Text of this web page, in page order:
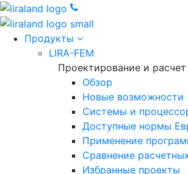
Продукты
LIRA-FEM
Проектирование и
Обзор
Новые возможности
Cистемы и
Доступные нормы
Применение
Сравнение
Избранные проекты